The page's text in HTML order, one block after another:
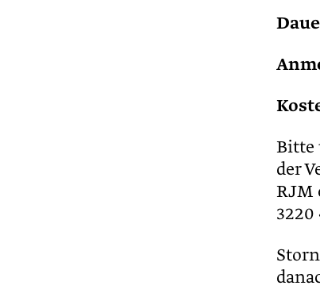
Bitte
der
RJM
3220